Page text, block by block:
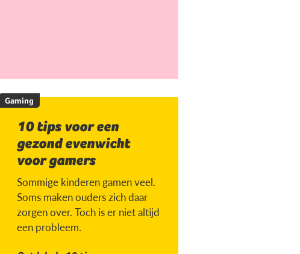
Gaming
10 tips voor een
gezond evenwicht
voor gamers
Sommige kinderen gamen veel.
Soms maken ouders zich daar
zorgen over. Toch is er niet altijd
een probleem.